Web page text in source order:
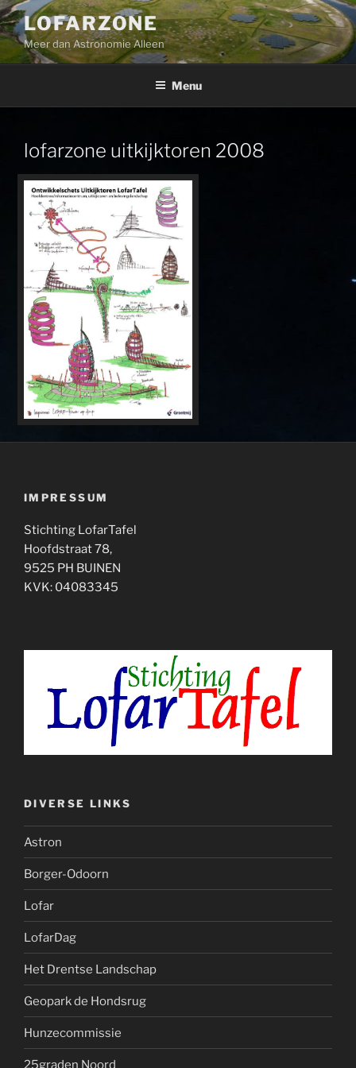
Ga
naar
de
inhoud
LOFARZONE
Meer dan Astronomie Alleen
Menu
lofarzone uitkijktoren 2008
IMPRESSUM
Stichting LofarTafel
Hoofdstraat 78,
9525 PH BUINEN
KVK: 04083345
DIVERSE LINKS
Astron
Borger-Odoorn
Lofar
LofarDag
Het Drentse Landschap
Geopark de Hondsrug
Hunzecommissie
25graden Noord